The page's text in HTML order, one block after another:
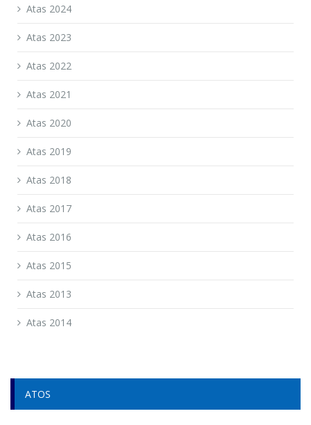
Atas 2024
Atas 2023
Atas 2022
Atas 2021
Atas 2020
Atas 2019
Atas 2018
Atas 2017
Atas 2016
Atas 2015
Atas 2013
Atas 2014
ATOS